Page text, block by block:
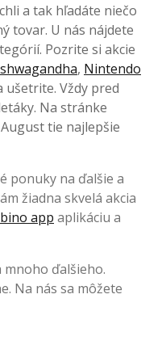
a tak hľadáte niečo
tovar. U nás nájdete
Pozrite si akcie
, Nintendo
ušetrite. Vždy pred
Na stránke
tie najlepšie
ponuky na ďalšie a
žiadna skvelá akcia
app aplikáciu a
mnoho ďalšieho.
Na nás sa môžete